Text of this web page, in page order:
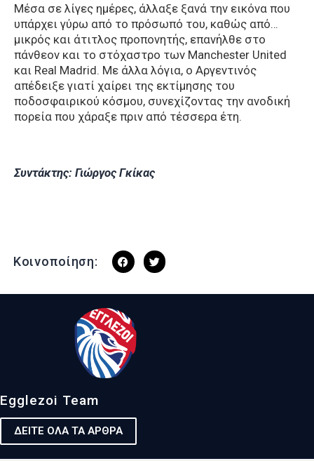
Μέσα σε λίγες ημέρες, άλλαξε ξανά την εικόνα που
υπάρχει γύρω από το πρόσωπό του, καθώς από…
μικρός και άτιτλος προπονητής, επανήλθε στο
πάνθεον και το στόχαστρο των Manchester United
και Real Madrid. Με άλλα λόγια, ο Αργεντινός
απέδειξε γιατί χαίρει της εκτίμησης του
ποδοσφαιρικού κόσμου, συνεχίζοντας την ανοδική
πορεία που χάραξε πριν από τέσσερα έτη.
Συντάκτης: Γιώργος Γκίκας
Κοινοποίηση:
Egglezoi Team
ΔΕΙΤΕ ΟΛΑ ΤΑ ΑΡΘΡΑ